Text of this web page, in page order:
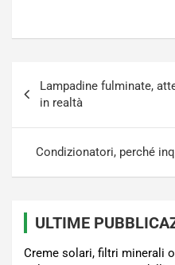
articoli
Lampadine fulminate,
in realtà
Condizionatori, perché
ULTIME
Creme solari, filtri minerali